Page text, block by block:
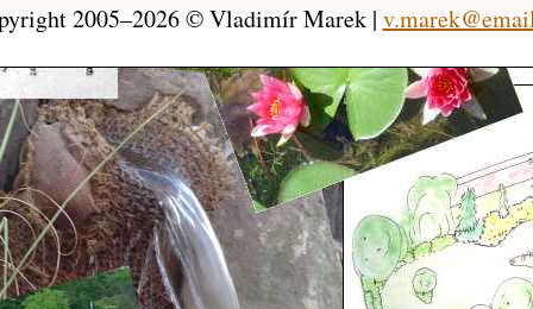
2005–2026 © Vladimír Marek |